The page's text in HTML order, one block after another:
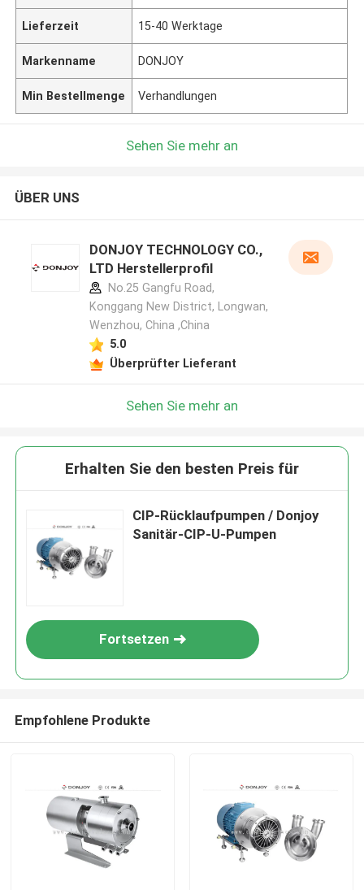
Lieferzeit 15-40 Werktage
Markenname DONJOY
Min Bestellmenge Verhandlungen
Sehen Sie mehr an
ÜBER UNS
DONJOY TECHNOLOGY CO.,
LTD Herstellerprofil
No.25 Gangfu Road,
Konggang New District, Longwan,
Wenzhou, China ,China
5.0
Überprüfter Lieferant
Sehen Sie mehr an
Erhalten Sie den besten Preis für
CIP-Rücklaufpumpen / Donjoy
Sanitär-CIP-U-Pumpen
Fortsetzen
Empfohlene Produkte